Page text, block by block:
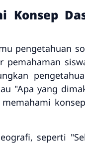
Konsep
pengetahuan
"Apa yang
seperti